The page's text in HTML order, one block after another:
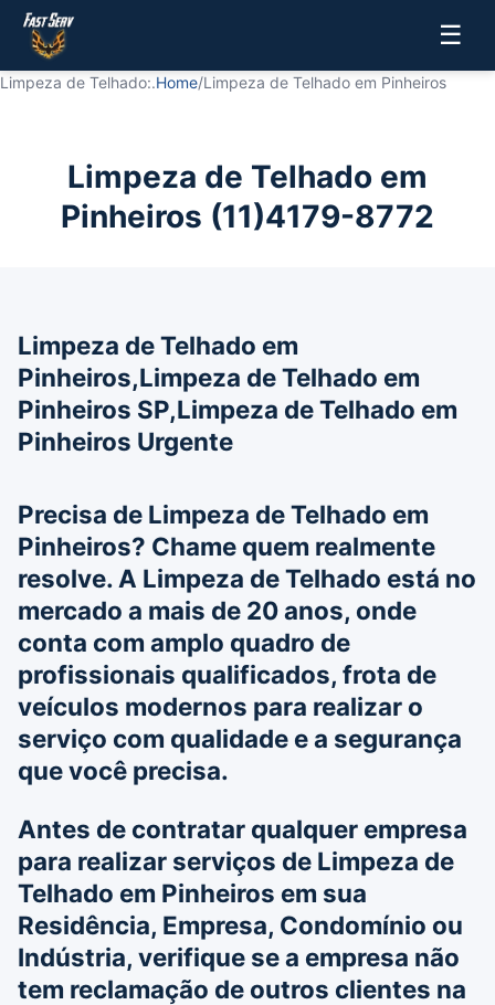
☰
Limpeza de Telhado:.Home/Limpeza de Telhado em Pinheiros
Limpeza de Telhado em
Pinheiros (11)4179-8772
Limpeza de Telhado em
Pinheiros,Limpeza de Telhado em
Pinheiros SP,Limpeza de Telhado em
Pinheiros Urgente
Precisa de Limpeza de Telhado em
Pinheiros? Chame quem realmente
resolve. A Limpeza de Telhado está no
mercado a mais de 20 anos, onde
conta com amplo quadro de
profissionais qualificados, frota de
veículos modernos para realizar o
serviço com qualidade e a segurança
que você precisa.
Antes de contratar qualquer empresa
para realizar serviços de Limpeza de
Telhado em Pinheiros em sua
Residência, Empresa, Condomínio ou
Indústria, verifique se a empresa não
tem reclamação de outros clientes na